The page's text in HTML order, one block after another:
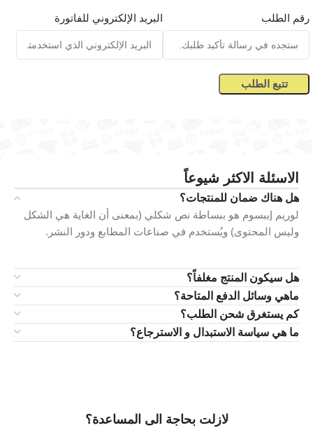
رقم الطلب البريد الإلكتروني للفاتورة
تتبع الطلب
الاسئلة الاكثر شيوعاً
هل هناك ضمان للمنتجات؟
لوريم إيبسوم هو ببساطة نص شكلي (بمعنى أن الغاية هي الشكل
وليس المحتوى) ويُستخدم في صناعات المطابع ودور النشر.
هل سيكون المنتج مغلفاً؟
ماهي وسائل الدفع المتاحة؟
كم يستغرق شحن الطلب؟
ما هي سياسة الاستبدال و الاسترجاع؟
لازلت بحاجة الى المساعدة؟